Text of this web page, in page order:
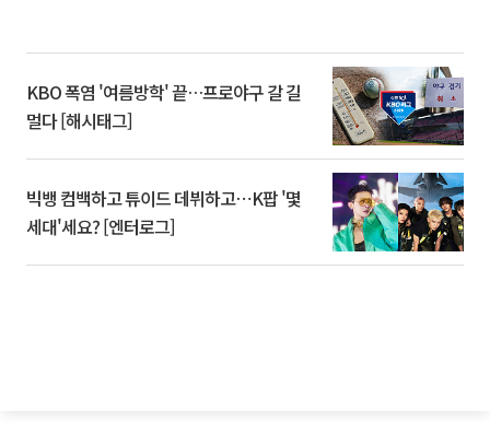
KBO 폭염 '여름방학' 끝…프로야구 갈 길
멀다 [해시태그]
빅뱅 컴백하고 튜이드 데뷔하고⋯K팝 '몇
세대'세요? [엔터로그]